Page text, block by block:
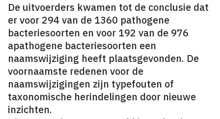
De uitvoerders kwamen tot de conclusie dat
er voor 294 van de 1360 pathogene
bacteriesoorten en voor 192 van de 976
apathogene bacteriesoorten een
naamswijziging heeft plaatsgevonden. De
voornaamste redenen voor de
naamswijzigingen zijn typefouten of
taxonomische herindelingen door nieuwe
inzichten.